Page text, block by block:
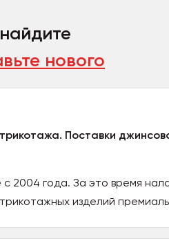
нового
Поставки
с 2004 года. За это время
изделий